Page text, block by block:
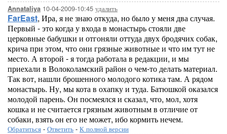
Annataliya 10-04-2009-10:45 удалить
FarEast, Ира, я не знаю откуда, но было у меня два случая.
Первый - это когда у входа в монастырь стояли две
церковные бабушки и отгоняли оттуда двух бродячих собак,
крича при этом, что они грязные животные и что им тут не
место. А второй - я тогда работала в редакции, и мы
приехали в Волоколамский район о чем-то делать материал.
Так вот, нашли брошенного молодого котика там. А рядом
монастырь. Ну, мы кота в охапку и туда. Батюшкой оказался
молодой парень. Он посмеялся и сказал, что, мол, хотя
кошка и не считается грязным животным в отличие от
собаки, взять он его не может, ибо кормить нечем.
Обратиться - Ответить - К полной версии